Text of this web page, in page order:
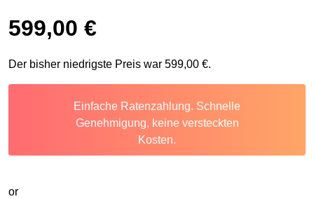
599,00 €
Der bisher niedrigste Preis war 599,00 €.
Einfache Ratenzahlung. Schnelle
Genehmigung, keine versteckten
Kosten.
or